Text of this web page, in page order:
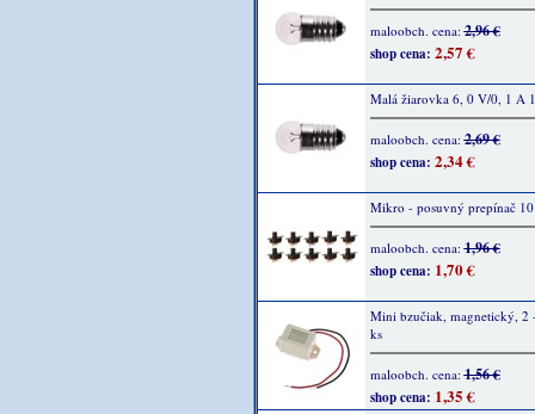
maloobch. cena:2,96 €
shop cena: 2,57 €
Malá žiarovka 6, 0 V/0, 1 A
maloobch. cena:2,69 €
shop cena: 2,34 €
Mikro - posuvný prepínač
maloobch. cena:1,96 €
shop cena: 1,70 €
Mini bzučiak, magnetický, 2
ks
maloobch. cena:1,56 €
shop cena: 1,35 €